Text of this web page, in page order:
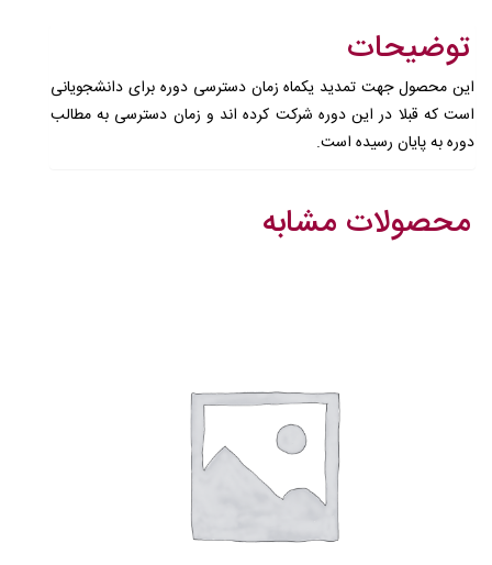
توضیحات
این محصول جهت تمدید یکماه زمان دسترسی دوره برای دانشجویانی
است که قبلا در این دوره شرکت کرده اند و زمان دسترسی به مطالب
دوره به پایان رسیده است.
محصولات مشابه